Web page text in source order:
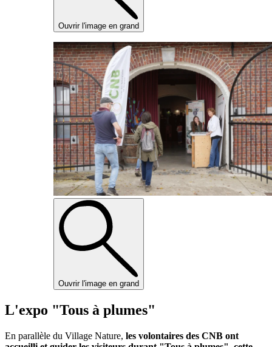
Ouvrir l'image en grand
Ouvrir l'image en grand
L'expo "Tous à plumes"
En parallèle du Village Nature, les volontaires des CNB ont